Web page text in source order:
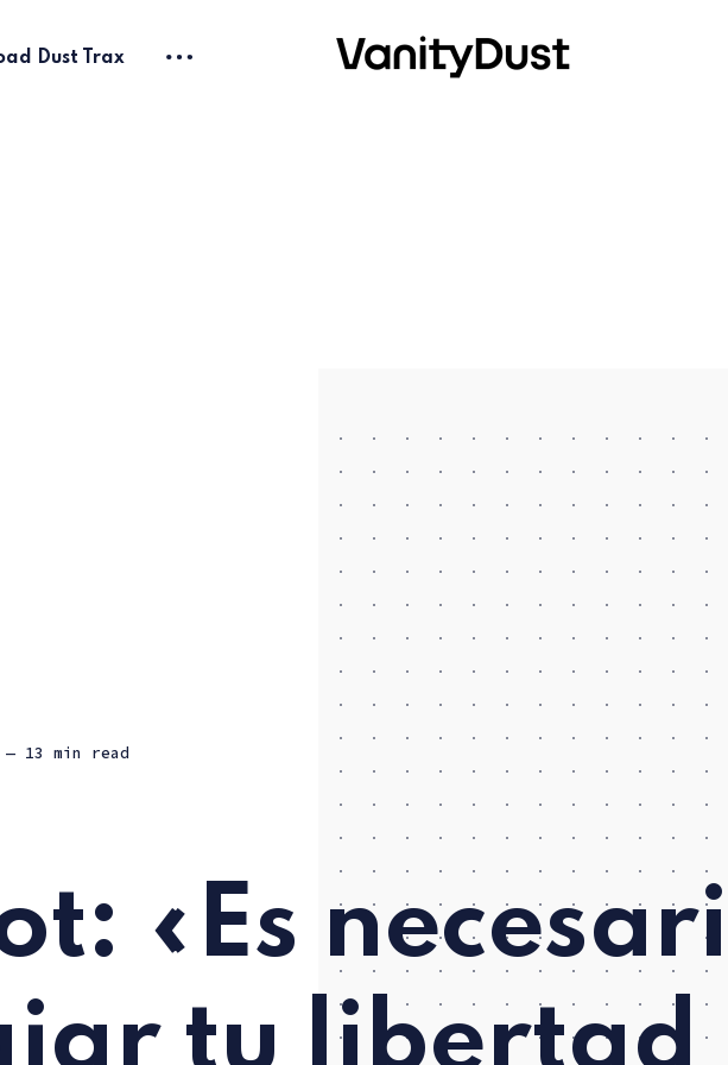
Dust Trax
— 13 min read
«Es
tu libertad